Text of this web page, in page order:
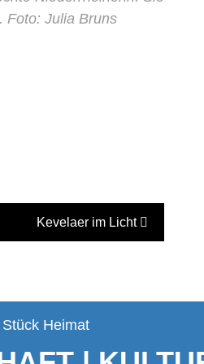
Foto: Julia Bruns
Kevelaer im Licht